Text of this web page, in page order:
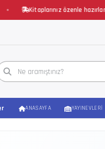
Kitaplarınız özenle hazırlanır ve
ANASAYFA YAYINEVLERI